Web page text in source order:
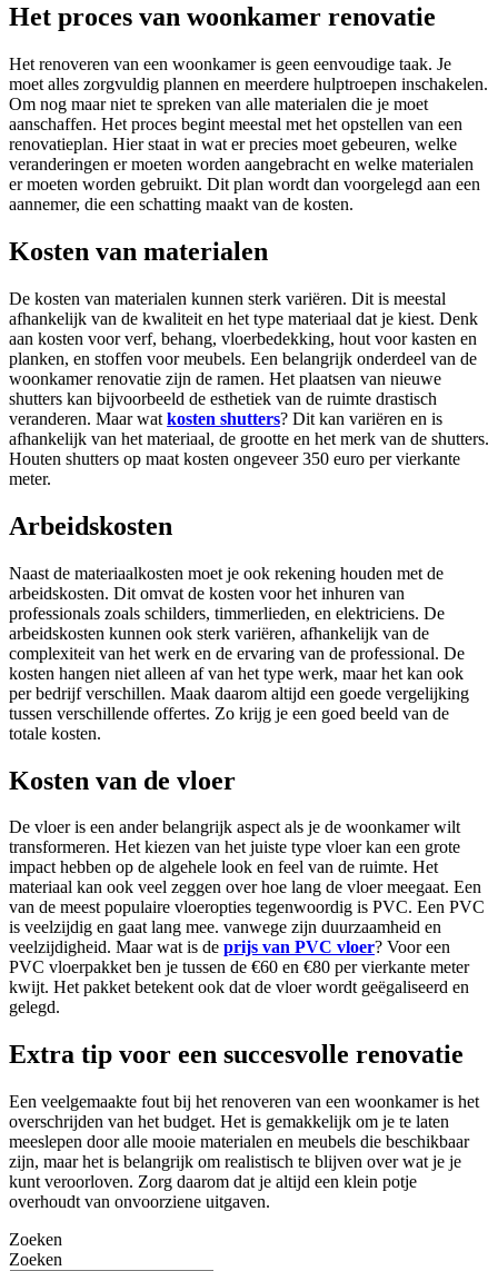
Het proces van woonkamer renovatie
Het renoveren van een woonkamer is geen eenvoudige taak. Je
moet alles zorgvuldig plannen en meerdere hulptroepen inschakelen.
Om nog maar niet te spreken van alle materialen die je moet
aanschaffen. Het proces begint meestal met het opstellen van een
renovatieplan. Hier staat in wat er precies moet gebeuren, welke
veranderingen er moeten worden aangebracht en welke materialen
er moeten worden gebruikt. Dit plan wordt dan voorgelegd aan een
aannemer, die een schatting maakt van de kosten.
Kosten van materialen
De kosten van materialen kunnen sterk variëren. Dit is meestal
afhankelijk van de kwaliteit en het type materiaal dat je kiest. Denk
aan kosten voor verf, behang, vloerbedekking, hout voor kasten en
planken, en stoffen voor meubels. Een belangrijk onderdeel van de
woonkamer renovatie zijn de ramen. Het plaatsen van nieuwe
shutters kan bijvoorbeeld de esthetiek van de ruimte drastisch
veranderen. Maar wat kosten shutters? Dit kan variëren en is
afhankelijk van het materiaal, de grootte en het merk van de shutters.
Houten shutters op maat kosten ongeveer 350 euro per vierkante
meter.
Arbeidskosten
Naast de materiaalkosten moet je ook rekening houden met de
arbeidskosten. Dit omvat de kosten voor het inhuren van
professionals zoals schilders, timmerlieden, en elektriciens. De
arbeidskosten kunnen ook sterk variëren, afhankelijk van de
complexiteit van het werk en de ervaring van de professional. De
kosten hangen niet alleen af van het type werk, maar het kan ook
per bedrijf verschillen. Maak daarom altijd een goede vergelijking
tussen verschillende offertes. Zo krijg je een goed beeld van de
totale kosten.
Kosten van de vloer
De vloer is een ander belangrijk aspect als je de woonkamer wilt
transformeren. Het kiezen van het juiste type vloer kan een grote
impact hebben op de algehele look en feel van de ruimte. Het
materiaal kan ook veel zeggen over hoe lang de vloer meegaat. Een
van de meest populaire vloeropties tegenwoordig is PVC. Een PVC
is veelzijdig en gaat lang mee. vanwege zijn duurzaamheid en
veelzijdigheid. Maar wat is de prijs van PVC vloer? Voor een
PVC vloerpakket ben je tussen de €60 en €80 per vierkante meter
kwijt. Het pakket betekent ook dat de vloer wordt geëgaliseerd en
gelegd.
Extra tip voor een succesvolle renovatie
Een veelgemaakte fout bij het renoveren van een woonkamer is het
overschrijden van het budget. Het is gemakkelijk om je te laten
meeslepen door alle mooie materialen en meubels die beschikbaar
zijn, maar het is belangrijk om realistisch te blijven over wat je je
kunt veroorloven. Zorg daarom dat je altijd een klein potje
overhoudt van onvoorziene uitgaven.
Zoeken
Zoeken